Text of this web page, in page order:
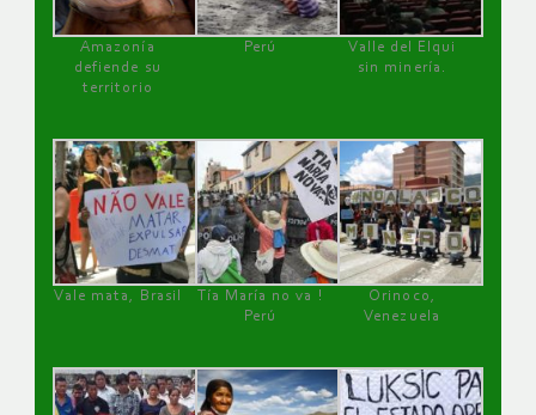
Amazonía
defiende su
territorio
Perú
Valle del Elqui
sin minería.
Vale mata, Brasil
Tía María no va !
Perú
Orinoco,
Venezuela